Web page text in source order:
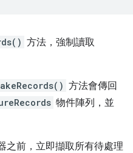
方法，強制讀取
方法會傳回
物件陣列，並
之前，立即擷取所有待處理